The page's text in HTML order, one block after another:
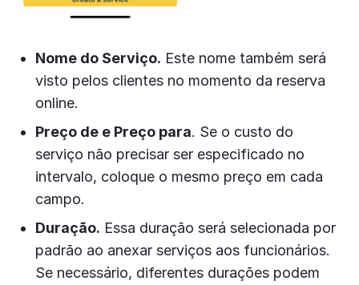
Nome do Serviço. Este nome também será
visto pelos clientes no momento da reserva
online.
Preço de e Preço para. Se o custo do
serviço não precisar ser especificado no
intervalo, coloque o mesmo preço em cada
campo.
Duração. Essa duração será selecionada por
padrão ao anexar serviços aos funcionários.
Se necessário, diferentes durações podem